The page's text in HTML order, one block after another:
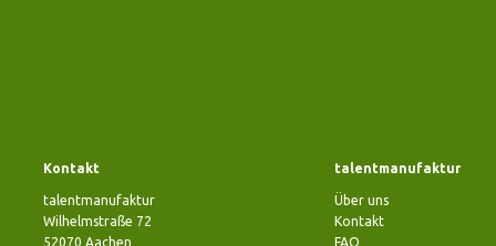
Kontakt
talentmanufaktur
Wilhelmstraße 72
52070 Aachen
talentmanufaktur
Über uns
Kontakt
FAQ